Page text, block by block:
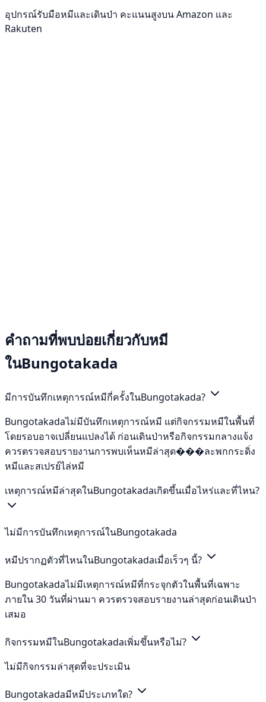
อุปกรณ์รับมือหมีและเดินป่า คะแนนสูงบน Amazon และ
Rakuten
คำถามที่พบบ่อยเกี่ยวกับหมี
ในBungotakada
มีการบันทึกเหตุการณ์หมีกี่ครั้งในBungotakada?
Bungotakadaไม่มีบันทึกเหตุการณ์หมี แต่กิจกรรมหมีในพื้นที่
โดยรอบอาจเปลี่ยนแปลงได้ ก่อนเดินป่าหรือกิจกรรมกลางแจ้ง
ควรตรวจสอบรายงานการพบเห็นหมีล่าสุด���ละพกกระดิ่ง
หมีและสเปรย์ไล่หมี
เหตุการณ์หมีล่าสุดในBungotakadaเกิดขึ้นเมื่อไหร่และที่ไหน?
ไม่มีการบันทึกเหตุการณ์ในBungotakada
หมีปรากฏตัวที่ไหนในBungotakadaเมื่อเร็วๆ นี้?
Bungotakadaไม่มีเหตุการณ์หมีที่กระจุกตัวในพื้นที่เฉพาะ
ภายใน 30 วันที่ผ่านมา ควรตรวจสอบรายงานล่าสุดก่อนเดินป่า
เสมอ
กิจกรรมหมีในBungotakadaเพิ่มขึ้นหรือไม่?
ไม่มีกิจกรรมล่าสุดที่จะประเมิน
Bungotakadaมีหมีประเภทใด?